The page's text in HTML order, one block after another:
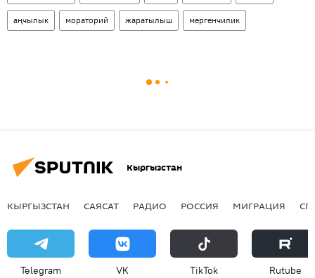
аңчылык мораторий жаратылыш мергенчилик
Кыргызстан
КЫРГЫЗСТАН САЯСАТ РАДИО РОССИЯ МИГРАЦИЯ
Telegram VK ТikТоk Rutube